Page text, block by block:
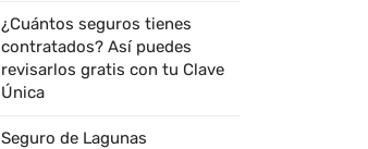
¿Cuántos seguros tienes
contratados? Así puedes
revisarlos gratis con tu Clave
Única
Seguro de Lagunas